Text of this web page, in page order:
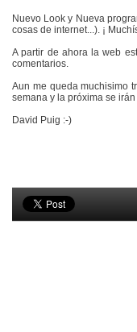
Nuevo Look y Nueva
cosas de internet...). ¡
A partir de ahora la web
comentarios.
Aun me queda muchisimo
semana y la próxima se
David Puig :-)